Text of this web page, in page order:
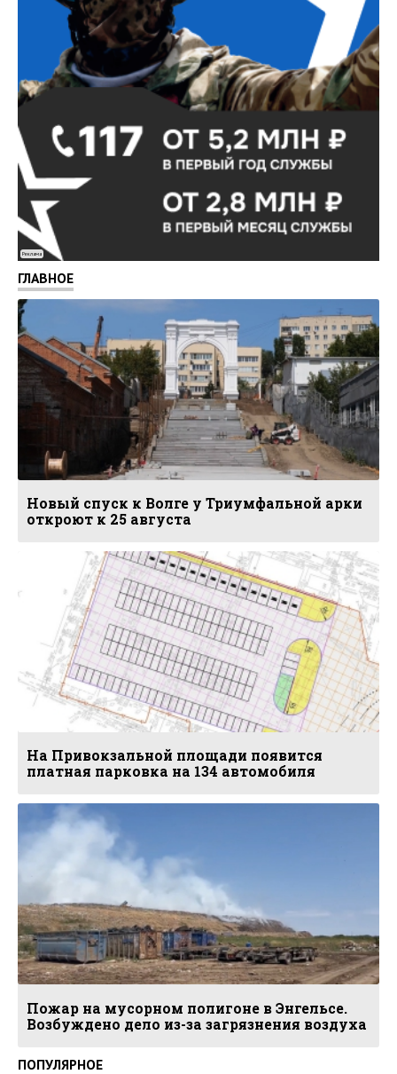
Реклама
ГЛАВНОЕ
Новый спуск к Волге у Триумфальной арки
откроют к 25 августа
На Привокзальной площади появится
платная парковка на 134 автомобиля
Пожар на мусорном полигоне в Энгельсе.
Возбуждено дело из-за загрязнения воздуха
ПОПУЛЯРНОЕ